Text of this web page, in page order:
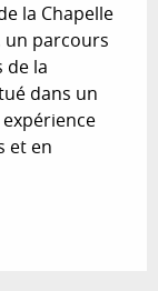
la Chapelle
un parcours
de la
dans un
et en